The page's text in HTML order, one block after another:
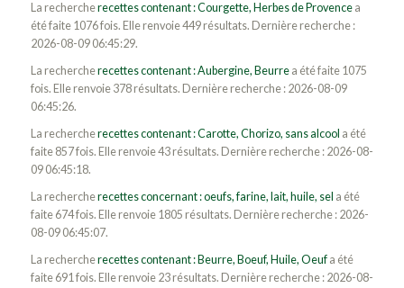
La rechercherecettes contenant : Courgette, Herbes de Provencea
été faite 1076 fois. Elle renvoie 449 résultats. Dernière recherche :
2026-08-09 06:45:29.
La rechercherecettes contenant : Aubergine, Beurrea été faite 1075
fois. Elle renvoie 378 résultats. Dernière recherche : 2026-08-09
06:45:26.
La rechercherecettes contenant : Carotte, Chorizo, sans alcool a été
faite 857 fois. Elle renvoie 43 résultats. Dernière recherche : 2026-08-
09 06:45:18.
La rechercherecettes concernant : oeufs, farine, lait, huile, sel a été
faite 674 fois. Elle renvoie 1805 résultats. Dernière recherche : 2026-
08-09 06:45:07.
La rechercherecettes contenant : Beurre, Boeuf, Huile, Oeufa été
faite 691 fois. Elle renvoie 23 résultats. Dernière recherche : 2026-08-